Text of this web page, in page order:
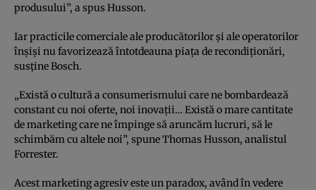
produsului”, a spus Husson.
Iar practicile comerciale ale producătorilor și ale operatorilor
înșiși nu favorizează întotdeauna piața de recondiționări,
susține Bosch.
„Există o cultură a consumerismului care ne bombardează
constant cu noi oferte, noi inovații… Există o mare cantitate
de marketing care ne împinge să aruncăm lucruri, să le
schimbăm cu altele noi”, spune Thomas Husson, analistul
Forrester.
Acest marketing agresiv este un paradox, având în vedere